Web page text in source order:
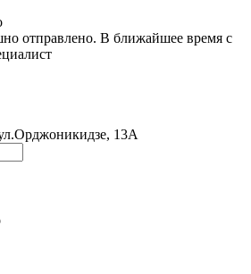
отправлено. В ближайшее время с
13А